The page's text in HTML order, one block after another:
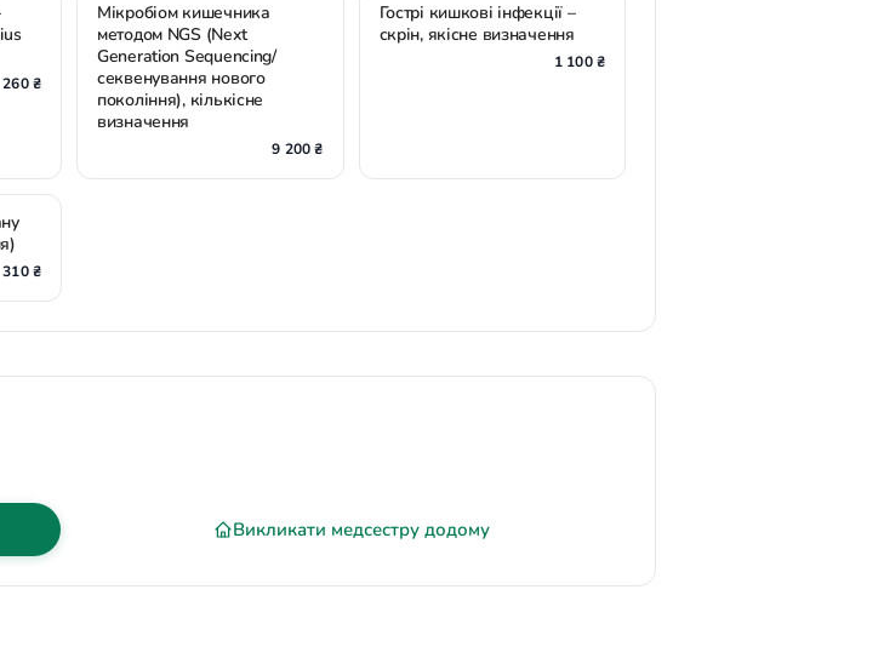
260 ₴
Мікробіом кишечника
методом NGS (Next
Generation Sequencing/
секвенування нового
покоління), кількісне
визначення
9 200 ₴
Гострі кишкові інфекції –
скрін, якісне визначення
1 100 ₴
310 ₴
Викликати медсестру додому